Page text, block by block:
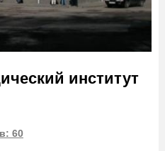
институт
60